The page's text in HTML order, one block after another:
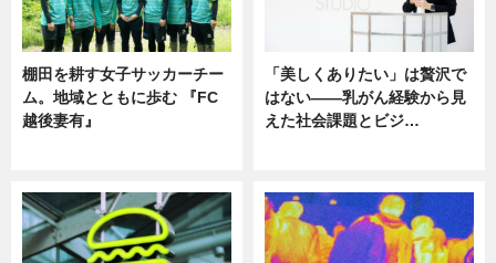
棚田を耕す女子サッカーチー
ム。地域とともに歩む 『FC
越後妻有』
「美しくありたい」は贅沢で
はない――乳がん経験から見
えた社会課題とビジ…